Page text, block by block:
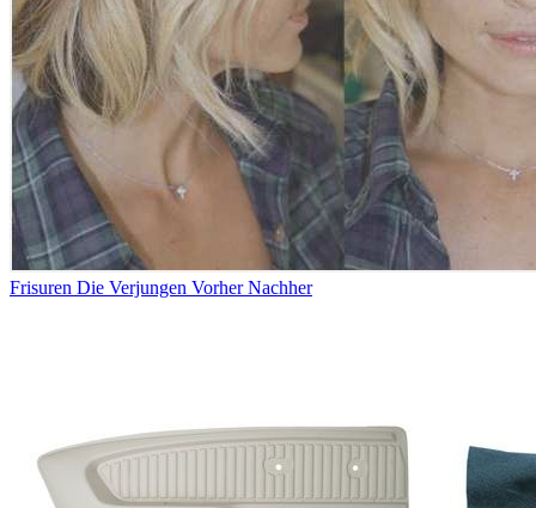
Frisuren Die Verjungen Vorher Nachher